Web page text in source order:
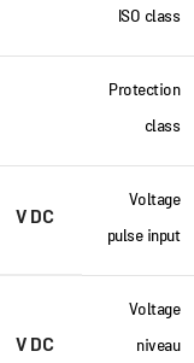
ISO class
Protection
class
Voltage
pulse input
V DC
Voltage
niveau
V DC